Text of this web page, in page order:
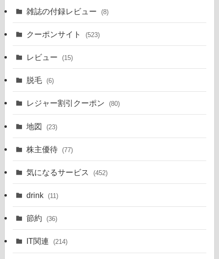
雑誌の付録レビュー (8)
クーポンサイト (523)
レビュー (15)
脱毛 (6)
レジャー割引クーポン (80)
地図 (23)
株主優待 (77)
気になるサービス (452)
drink (11)
節約 (36)
IT関連 (214)